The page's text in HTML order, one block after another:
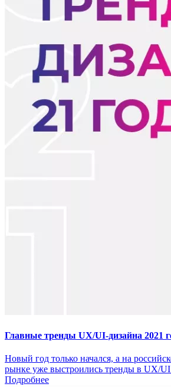
Главные тренды UX/UI-дизайна 2021
Новый год только начался, а на
рынке уже выстроились тренды в UX/UI
Подробнее